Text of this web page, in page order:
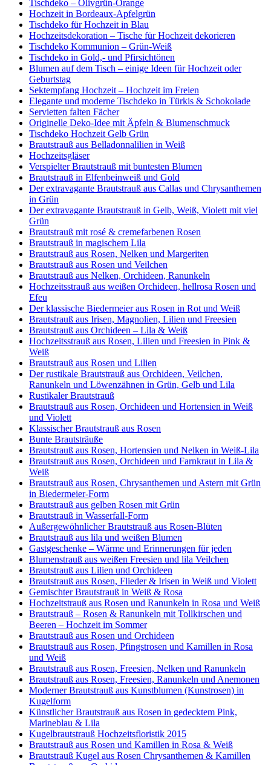
Tischdeko – Olivgrün-Orange
Hochzeit in Bordeaux-Apfelgrün
Tischdeko für Hochzeit in Blau
Hochzeitsdekoration – Tische für Hochzeit dekorieren
Tischdeko Kommunion – Grün-Weiß
Tischdeko in Gold,- und Pfirsichtönen
Blumen auf dem Tisch – einige Ideen für Hochzeit oder
Geburtstag
Sektempfang Hochzeit – Hochzeit im Freien
Elegante und moderne Tischdeko in Türkis & Schokolade
Servietten falten Fächer
Originelle Deko-Idee mit Äpfeln & Blumenschmuck
Tischdeko Hochzeit Gelb Grün
Brautstrauß aus Belladonnalilien in Weiß
Hochzeitsgläser
Verspielter Brautstrauß mit buntesten Blumen
Brautstrauß in Elfenbeinweiß und Gold
Der extravagante Brautstrauß aus Callas und Chrysanthemen
in Grün
Der extravagante Brautstrauß in Gelb, Weiß, Violett mit viel
Grün
Brautstrauß mit rosé & cremefarbenen Rosen
Brautstrauß in magischem Lila
Brautstrauß aus Rosen, Nelken und Margeriten
Brautstrauß aus Rosen und Veilchen
Brautstrauß aus Nelken, Orchideen, Ranunkeln
Hochzeitsstrauß aus weißen Orchideen, hellrosa Rosen und
Efeu
Der klassische Biedermeier aus Rosen in Rot und Weiß
Brautstrauß aus Irisen, Magnolien, Lilien und Freesien
Brautstrauß aus Orchideen – Lila & Weiß
Hochzeitsstrauß aus Rosen, Lilien und Freesien in Pink &
Weiß
Brautstrauß aus Rosen und Lilien
Der rustikale Brautstrauß aus Orchideen, Veilchen,
Ranunkeln und Löwenzähnen in Grün, Gelb und Lila
Rustikaler Brautstrauß
Brautstrauß aus Rosen, Orchideen und Hortensien in Weiß
und Violett
Klassischer Brautstrauß aus Rosen
Bunte Brautsträuße
Brautstrauß aus Rosen, Hortensien und Nelken in Weiß-Lila
Brautstrauß aus Rosen, Orchideen und Farnkraut in Lila &
Weiß
Brautstrauß aus Rosen, Chrysanthemen und Astern mit Grün
in Biedermeier-Form
Brautstrauß aus gelben Rosen mit Grün
Brautstrauß in Wasserfall-Form
Außergewöhnlicher Brautstrauß aus Rosen-Blüten
Brautstrauß aus lila und weißen Blumen
Gastgeschenke – Wärme und Erinnerungen für jeden
Blumenstrauß aus weißen Freesien und lila Veilchen
Brautstrauß aus Lilien und Orchideen
Brautstrauß aus Rosen, Flieder & Irisen in Weiß und Violett
Gemischter Brautstrauß in Weiß & Rosa
Hochzeitstrauß aus Rosen und Ranunkeln in Rosa und Weiß
Brautstrauß – Rosen & Ranunkeln mit Tollkirschen und
Beeren – Hochzeit im Sommer
Brautstrauß aus Rosen und Orchideen
Brautstrauß aus Rosen, Pfingstrosen und Kamillen in Rosa
und Weiß
Brautstrauß aus Rosen, Freesien, Nelken und Ranunkeln
Brautstrauß aus Rosen, Freesien, Ranunkeln und Anemonen
Moderner Brautstrauß aus Kunstblumen (Kunstrosen) in
Kugelform
Künstlicher Brautstrauß aus Rosen in gedecktem Pink,
Marineblau & Lila
Kugelbrautstrauß Hochzeitsfloristik 2015
Brautstrauß aus Rosen und Kamillen in Rosa & Weiß
Brautstrauß Kugel aus Rosen Chrysanthemen & Kamillen